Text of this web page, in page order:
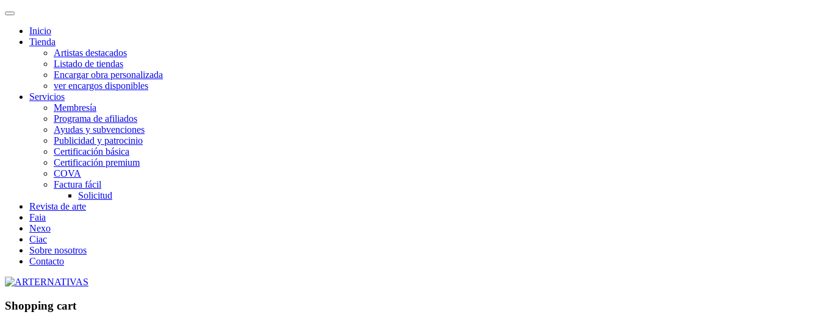
Inicio
Tienda
Artistas destacados
Listado de tiendas
Encargar obra personalizada
ver encargos disponibles
Servicios
Membresía
Programa de afiliados
Ayudas y subvenciones
Publicidad y patrocinio
Certificación básica
Certificación premium
COVA
Factura fácil
Solicitud
Revista de arte
Faia
Nexo
Ciac
Sobre nosotros
Contacto
Shopping cart